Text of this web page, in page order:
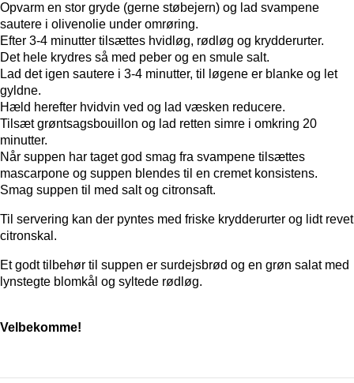
Opvarm en stor gryde (gerne støbejern) og lad svampene
sautere i olivenolie under omrøring.
Efter 3-4 minutter tilsættes hvidløg, rødløg og krydderurter.
Det hele krydres så med peber og en smule salt.
Lad det igen sautere i 3-4 minutter, til løgene er blanke og let
gyldne.
Hæld herefter hvidvin ved og lad væsken reducere.
Tilsæt grøntsagsbouillon og lad retten simre i omkring 20
minutter.
Når suppen har taget god smag fra svampene tilsættes
mascarpone og suppen blendes til en cremet konsistens.
Smag suppen til med salt og citronsaft.
Til servering kan der pyntes med friske krydderurter og lidt revet
citronskal.
Et godt tilbehør til suppen er surdejsbrød og en grøn salat med
lynstegte blomkål og syltede rødløg.
Velbekomme!